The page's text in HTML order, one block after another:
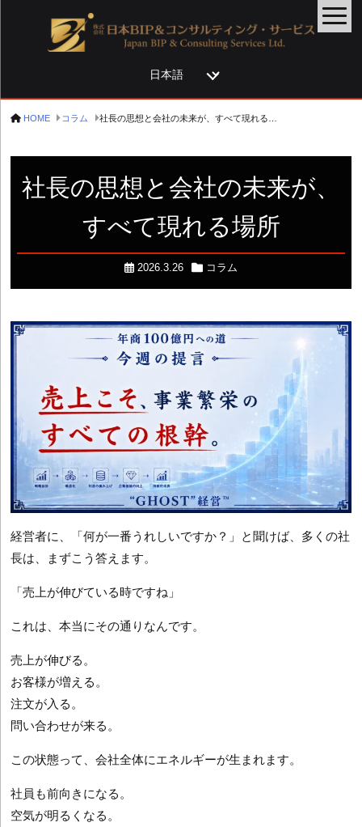
選
HOME コラム
社長の思想と会社の未来が、
すべて現れる場所
2026.3.26 コラム
経営者に、「何が一番うれしいですか？」と聞けば、多くの社
長は、まずこう答えます。
「売上が伸びている時ですね」
これは、本当にその通りなんです。
売上が伸びる。
お客様が増える。
注文が入る。
問い合わせが来る。
この状態って、会社全体にエネルギーが生まれます。
社員も前向きになる。
空気が明るくなる。